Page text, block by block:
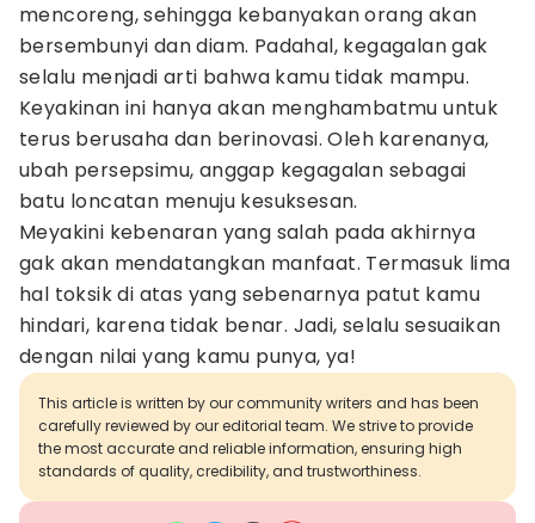
mencoreng, sehingga kebanyakan orang akan
bersembunyi dan diam. Padahal, kegagalan gak
selalu menjadi arti bahwa kamu tidak mampu.
Keyakinan ini hanya akan menghambatmu untuk
terus berusaha dan berinovasi. Oleh karenanya,
ubah persepsimu, anggap kegagalan sebagai
batu loncatan menuju kesuksesan.
Meyakini kebenaran yang salah pada akhirnya
gak akan mendatangkan manfaat. Termasuk lima
hal toksik di atas yang sebenarnya patut kamu
hindari, karena tidak benar. Jadi, selalu sesuaikan
dengan nilai yang kamu punya, ya!
This article is written by our community writers and has been
carefully reviewed by our editorial team. We strive to provide
the most accurate and reliable information, ensuring high
standards of quality, credibility, and trustworthiness.